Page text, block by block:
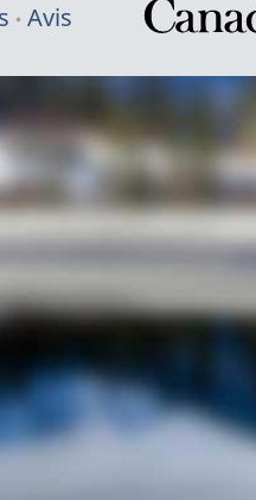
Avis